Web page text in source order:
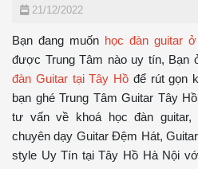
21/12/2022
Bạn đang muốn học đàn guitar
được Trung Tâm nào uy tín, Bạn
đàn Guitar tại Tây Hồ để rút gọn
bạn ghé Trung Tâm Guitar Tây Hồ
tư vấn về khoá học đàn guitar,
chuyên dạy Guitar Đệm Hát,
style Uy Tín tại Tây Hồ Hà Nội